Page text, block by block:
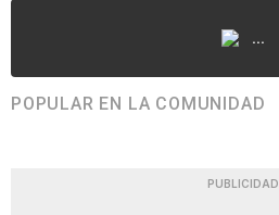
...
POPULAR EN LA COMUNIDAD
PUBLICIDAD